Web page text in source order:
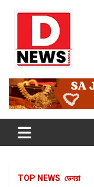
Dnews
#Medinipur24X7News
TOP NEWS ডেবরা